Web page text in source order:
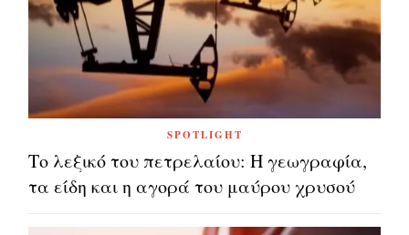
SPOTLIGHT
Το λεξικό του πετρελαίου: Η γεωγραφία,
τα είδη και η αγορά του μαύρου χρυσού